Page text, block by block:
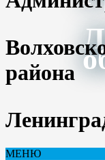
района
МЕНЮ